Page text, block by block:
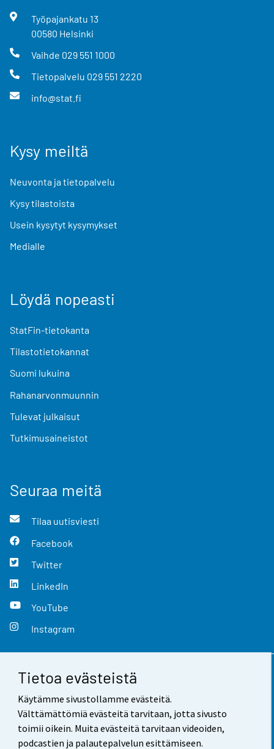
Tietoa evästeistä
Käytämme sivustollamme evästeitä.
Välttämättömiä evästeitä tarvitaan, jotta sivusto
toimii oikein. Muita evästeitä tarvitaan videoiden,
podcastien ja palautepalvelun esittämiseen.
Työpajankatu 13
00580 Helsinki
Vaihde 029 551 1000
Tietopalvelu 029 551 2220
info@stat.fi
Kysy meiltä
Neuvonta ja tietopalvelu
Kysy tilastoista
Usein kysytyt kysymykset
Medialle
Löydä nopeasti
StatFin-tietokanta
Tilastotietokannat
Suomi lukuina
Rahanarvonmuunnin
Tulevat julkaisut
Tutkimusaineistot
Seuraa meitä
Tilaa uutisviesti
Facebook
Twitter
LinkedIn
YouTube
Instagram
Yhteystiedot
Palaute
Käyttöehdot